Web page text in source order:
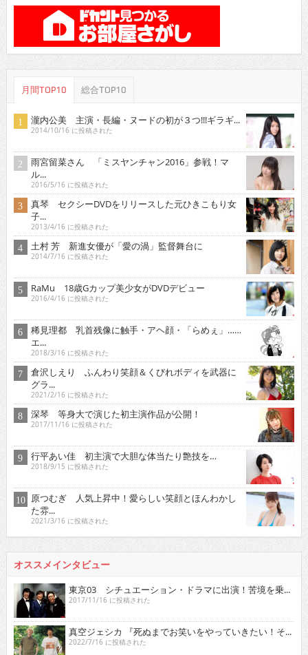
月間TOP10 総合TOP10
瀧内公美 主演・長編・ヌードの初が３つ!!!ギラギ...
2014/10/16 に投稿された
雨宮留菜さん 「ミスヤンチャン2016」参戦！マ
ル...
2016/5/16 に投稿された
真琴 セクシーDVDをリリースした元ひきこもり女
子...
2013/4/16 に投稿された
土村 芳 新進女優が「愛の渦」監督舞台に
2014/7/16 に投稿された
RaMu 18歳Gカップ美少女がDVDデビュー
2016/4/16 に投稿された
稀見理都 乳首残像に触手・アヘ顔・「らめぇ」……
エ...
2018/3/16 に投稿された
倉沢しえり ふんわり笑顔＆くびれボディを武器に
グラ...
2021/2/16 に投稿された
深琴 等身大で演じた初主演作品が公開！
2017/11/16 に投稿された
行平あい佳 初主演で大胆な体当たり艶技を…
2018/9/15 に投稿された
原つむぎ 人気上昇中！愛らしい笑顔とほんわかし
た雰...
2021/3/16 に投稿された
オススメインタビュー
東京03 シチュエーション・ドラマに出演！苦境を乗...
2017/11/16 に投稿された
真空ジェシカ 『死ぬまでお笑いをやっていきたい！そ...
2022/7/16 に投稿された